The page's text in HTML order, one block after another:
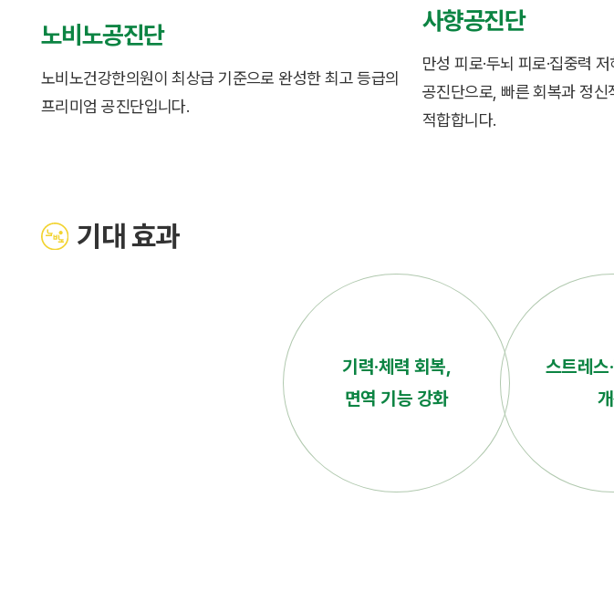
노비노공진단
노비노건강한의원이 최상급 기준으로 완성한 최고 등급의
프리미엄 공진단입니다.
사향공진단
만성 피로·두뇌 피로·집중력
공진단으로, 빠른 회복과 정신
적합합니다.
기대 효과
기력·체력 회복,
면역 기능 강화
스트레스